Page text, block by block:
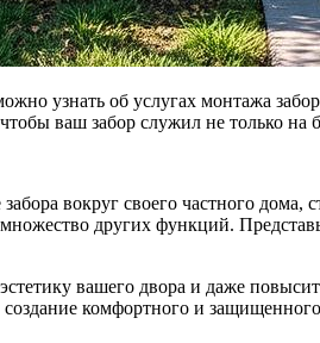
узнать об услугах монтажа
ваш забор служил не только
вокруг своего частного
других функций.
вашего двора и даже
комфортного и